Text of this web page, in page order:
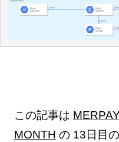
この記事は
MONTH の 13日目